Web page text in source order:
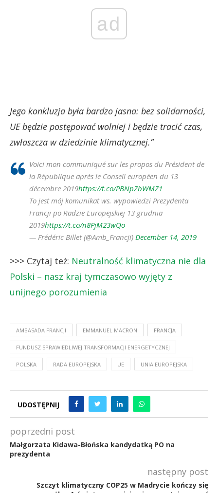
ad
Jego konkluzja była bardzo jasna: bez solidarności,
UE będzie postępować wolniej i będzie tracić czas,
zwłaszcza w dziedzinie klimatycznej.”
Voici mon communiqué sur les propos du Président de
la République après le Conseil européen du 13
décembre 2019https://t.co/PBNpZbWMZ1
To jest mój komunikat ws. wypowiedzi Prezydenta
Francji po Radzie Europejskiej 13 grudnia
2019https://t.co/n8PjM23wQo
— Frédéric Billet (@Amb_Francji) December 14, 2019
>>> Czytaj też: Neutralność klimatyczna nie dla
Polski – nasz kraj tymczasowo wyjęty z
unijnego porozumienia
AMBASADA FRANCJI EMMANUEL MACRON FRANCJA
FUNDUSZ SPRAWIEDLIWEJ TRANSFORMACJI ENERGETYCZNEJ
POLSKA RADA EUROPEJSKA UE UNIA EUROPEJSKA
UDOSTĘPNIJ
poprzedni post
Małgorzata Kidawa-Błońska kandydatką PO na
prezydenta
następny post
Szczyt klimatyczny COP25 w Madrycie kończy się